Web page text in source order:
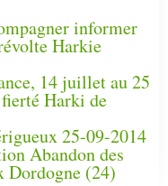
informer
Harkie
14 juillet au 25
Harki de
25-09-2014
Abandon des
Dordogne (24)